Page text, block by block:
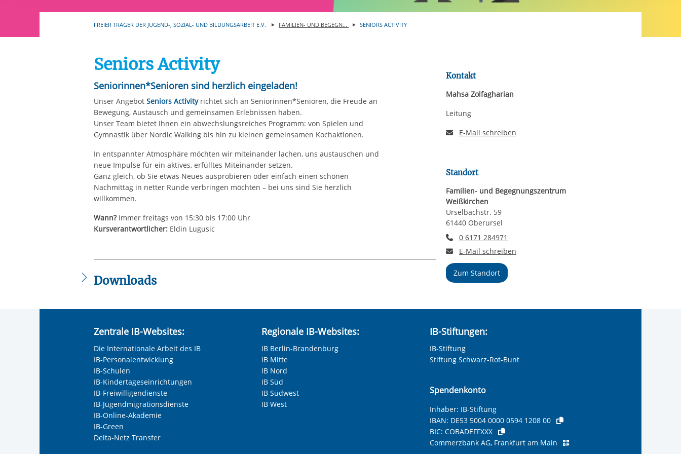
Ihre etwaige Einwilligung erstreckt sich nicht auf notwendige Cookies, die erforderlich zur Bereitstellung
aufgrund berechtigter Interessen und daher unabhängig von einer Einwilligung.
Automatische Wiedergabe starten/stoppen
FREIER TRÄGER DER JUGEND-, SOZIAL- UND BILDUNGSARBEIT E.V. FAMILIEN- UND BEGEGN... SENIORS ACTIVITY
Seniors Activity
Seniorinnen*Senioren sind herzlich eingeladen!
Unser AngebotSeniors Activity richtet sich an Seniorinnen*Senioren, die Freude an
Bewegung, Austausch und gemeinsamen Erlebnissen haben.
Unser Team bietet Ihnen ein abwechslungsreiches Programm: von Spielen und
Gymnastik über Nordic Walking bis hin zu kleinen gemeinsamen Kochaktionen.
In entspannter Atmosphäre möchten wir miteinander lachen, uns austauschen und
neue Impulse für ein aktives, erfülltes Miteinander setzen.
Ganz gleich, ob Sie etwas Neues ausprobieren oder einfach einen schönen
Nachmittag in netter Runde verbringen möchten – bei uns sind Sie herzlich
willkommen.
Wann?Immer freitags von 15:30 bis 17:00 Uhr
Kursverantwortlicher: Eldin Lugusic
Downloads
Kontakt
Mahsa Zolfagharian
Leitung
E-Mail schreiben
Standort
Familien- und Begegnungszentrum
Weißkirchen
Urselbachstr. 59
61440 Oberursel
Telefonnummer
0 6171 284971
E-Mail an Familien- und Begegnungszentrum Weißkirchen
E-Mail schreiben
Zum Standort
Zentrale IB-Websites:
Die Internationale Arbeit des IB
IB-Personalentwicklung
IB-Schulen
IB-Kindertageseinrichtungen
IB-Freiwilligendienste
IB-Jugendmigrationsdienste
IB-Online-Akademie
IB-Green
Delta-Netz Transfer
Regionale IB-Websites:
IB Berlin-Brandenburg
IB Mitte
IB Nord
IB Süd
IB Südwest
IB West
IB-Stiftungen:
IB-Stiftung
Stiftung Schwarz-Rot-Bunt
Spendenkonto
Inhaber: IB-Stiftung
IBAN: DE53 5004 0000 0594 1208 00
BIC: COBADEFFXXX
Commerzbank AG, Frankfurt am Main